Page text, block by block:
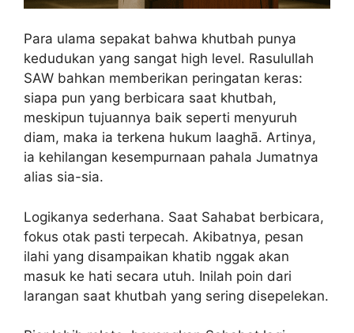
Para ulama sepakat bahwa khutbah punya
kedudukan yang sangat high level. Rasulullah
SAW bahkan memberikan peringatan keras:
siapa pun yang berbicara saat khutbah,
meskipun tujuannya baik seperti menyuruh
diam, maka ia terkena hukum laaghā. Artinya,
ia kehilangan kesempurnaan pahala Jumatnya
alias sia-sia.
Logikanya sederhana. Saat Sahabat berbicara,
fokus otak pasti terpecah. Akibatnya, pesan
ilahi yang disampaikan khatib nggak akan
masuk ke hati secara utuh. Inilah poin dari
larangan saat khutbah yang sering disepelekan.